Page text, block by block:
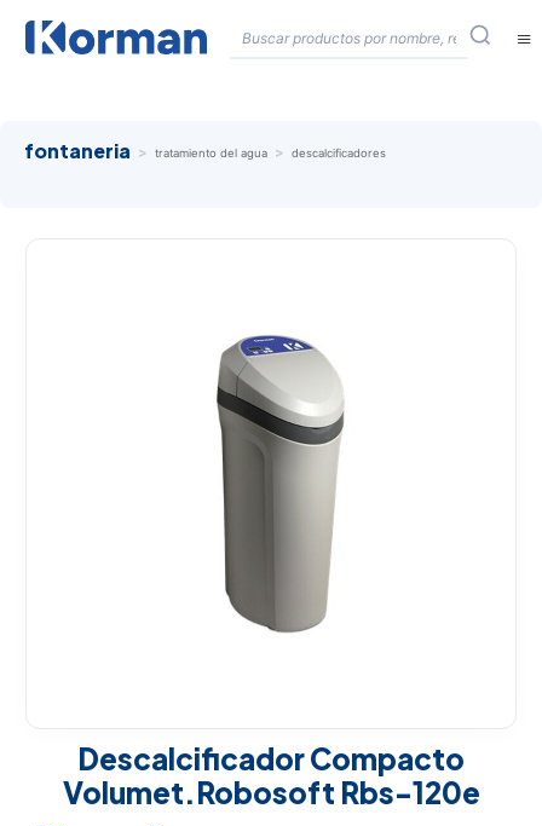
≡
fontaneria > tratamiento del agua > descalcificadores
Descalcificador Compacto
Volumet.robosoft Rbs-120e